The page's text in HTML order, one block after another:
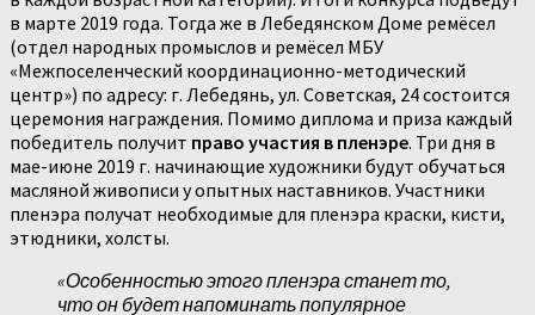
в марте 2019 года. Тогда же в Лебедянском Доме ремёсел
(отдел народных промыслов и ремёсел МБУ
«Межпоселенческий координационно-методический
центр») по адресу: г. Лебедянь, ул. Советская, 24 состоится
церемония награждения. Помимо диплома и приза каждый
победитель получит право участия в пленэре. Три дня в
мае-июне 2019 г. начинающие художники будут обучаться
масляной живописи у опытных наставников. Участники
пленэра получат необходимые для пленэра краски, кисти,
этюдники, холсты.
«Особенностью этого пленэра станет то,
что он будет напоминать популярное